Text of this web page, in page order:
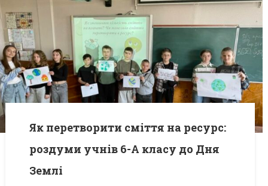
Як перетворити сміття на ресурс:
роздуми учнів 6-А класу до Дня
Землі